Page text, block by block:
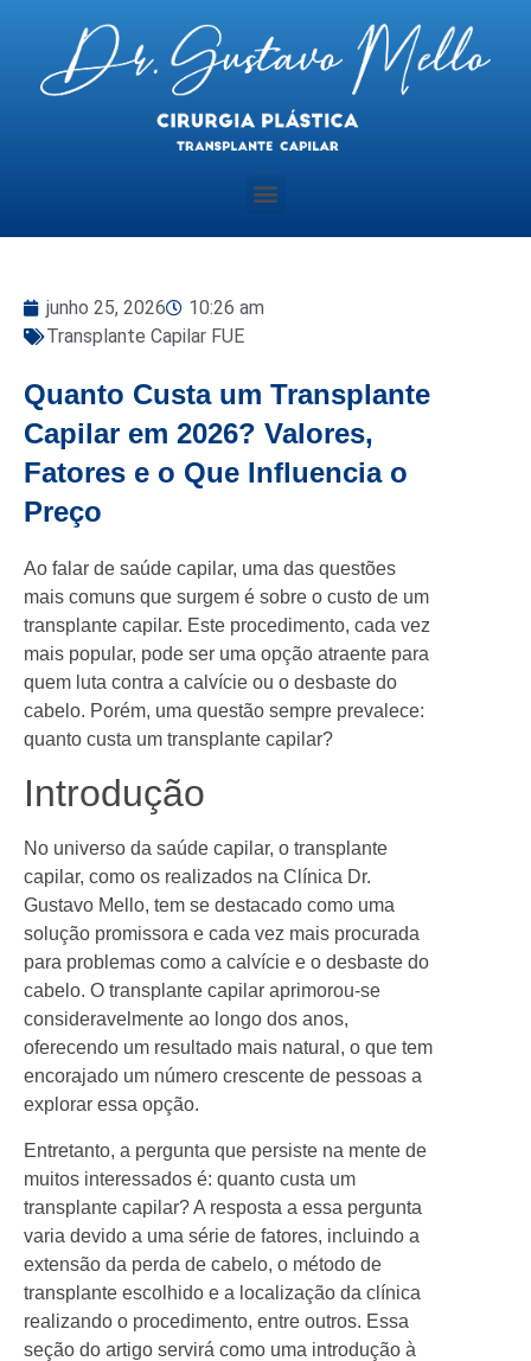
junho 25, 2026
10:26 am
Transplante Capilar FUE
Quanto Custa um Transplante
Capilar em 2026? Valores,
Fatores e o Que Influencia o
Preço
Ao falar de saúde capilar, uma das questões
mais comuns que surgem é sobre o custo de um
transplante capilar. Este procedimento, cada vez
mais popular, pode ser uma opção atraente para
quem luta contra a calvície ou o desbaste do
cabelo. Porém, uma questão sempre prevalece:
quanto custa um transplante capilar?
Introdução
No universo da saúde capilar, o transplante
capilar, como os realizados na Clínica Dr.
Gustavo Mello, tem se destacado como uma
solução promissora e cada vez mais procurada
para problemas como a calvície e o desbaste do
cabelo. O transplante capilar aprimorou-se
consideravelmente ao longo dos anos,
oferecendo um resultado mais natural, o que tem
encorajado um número crescente de pessoas a
explorar essa opção.
Entretanto, a pergunta que persiste na mente de
muitos interessados é: quanto custa um
transplante capilar? A resposta a essa pergunta
varia devido a uma série de fatores, incluindo a
extensão da perda de cabelo, o método de
transplante escolhido e a localização da clínica
realizando o procedimento, entre outros. Essa
seção do artigo servirá como uma introdução à